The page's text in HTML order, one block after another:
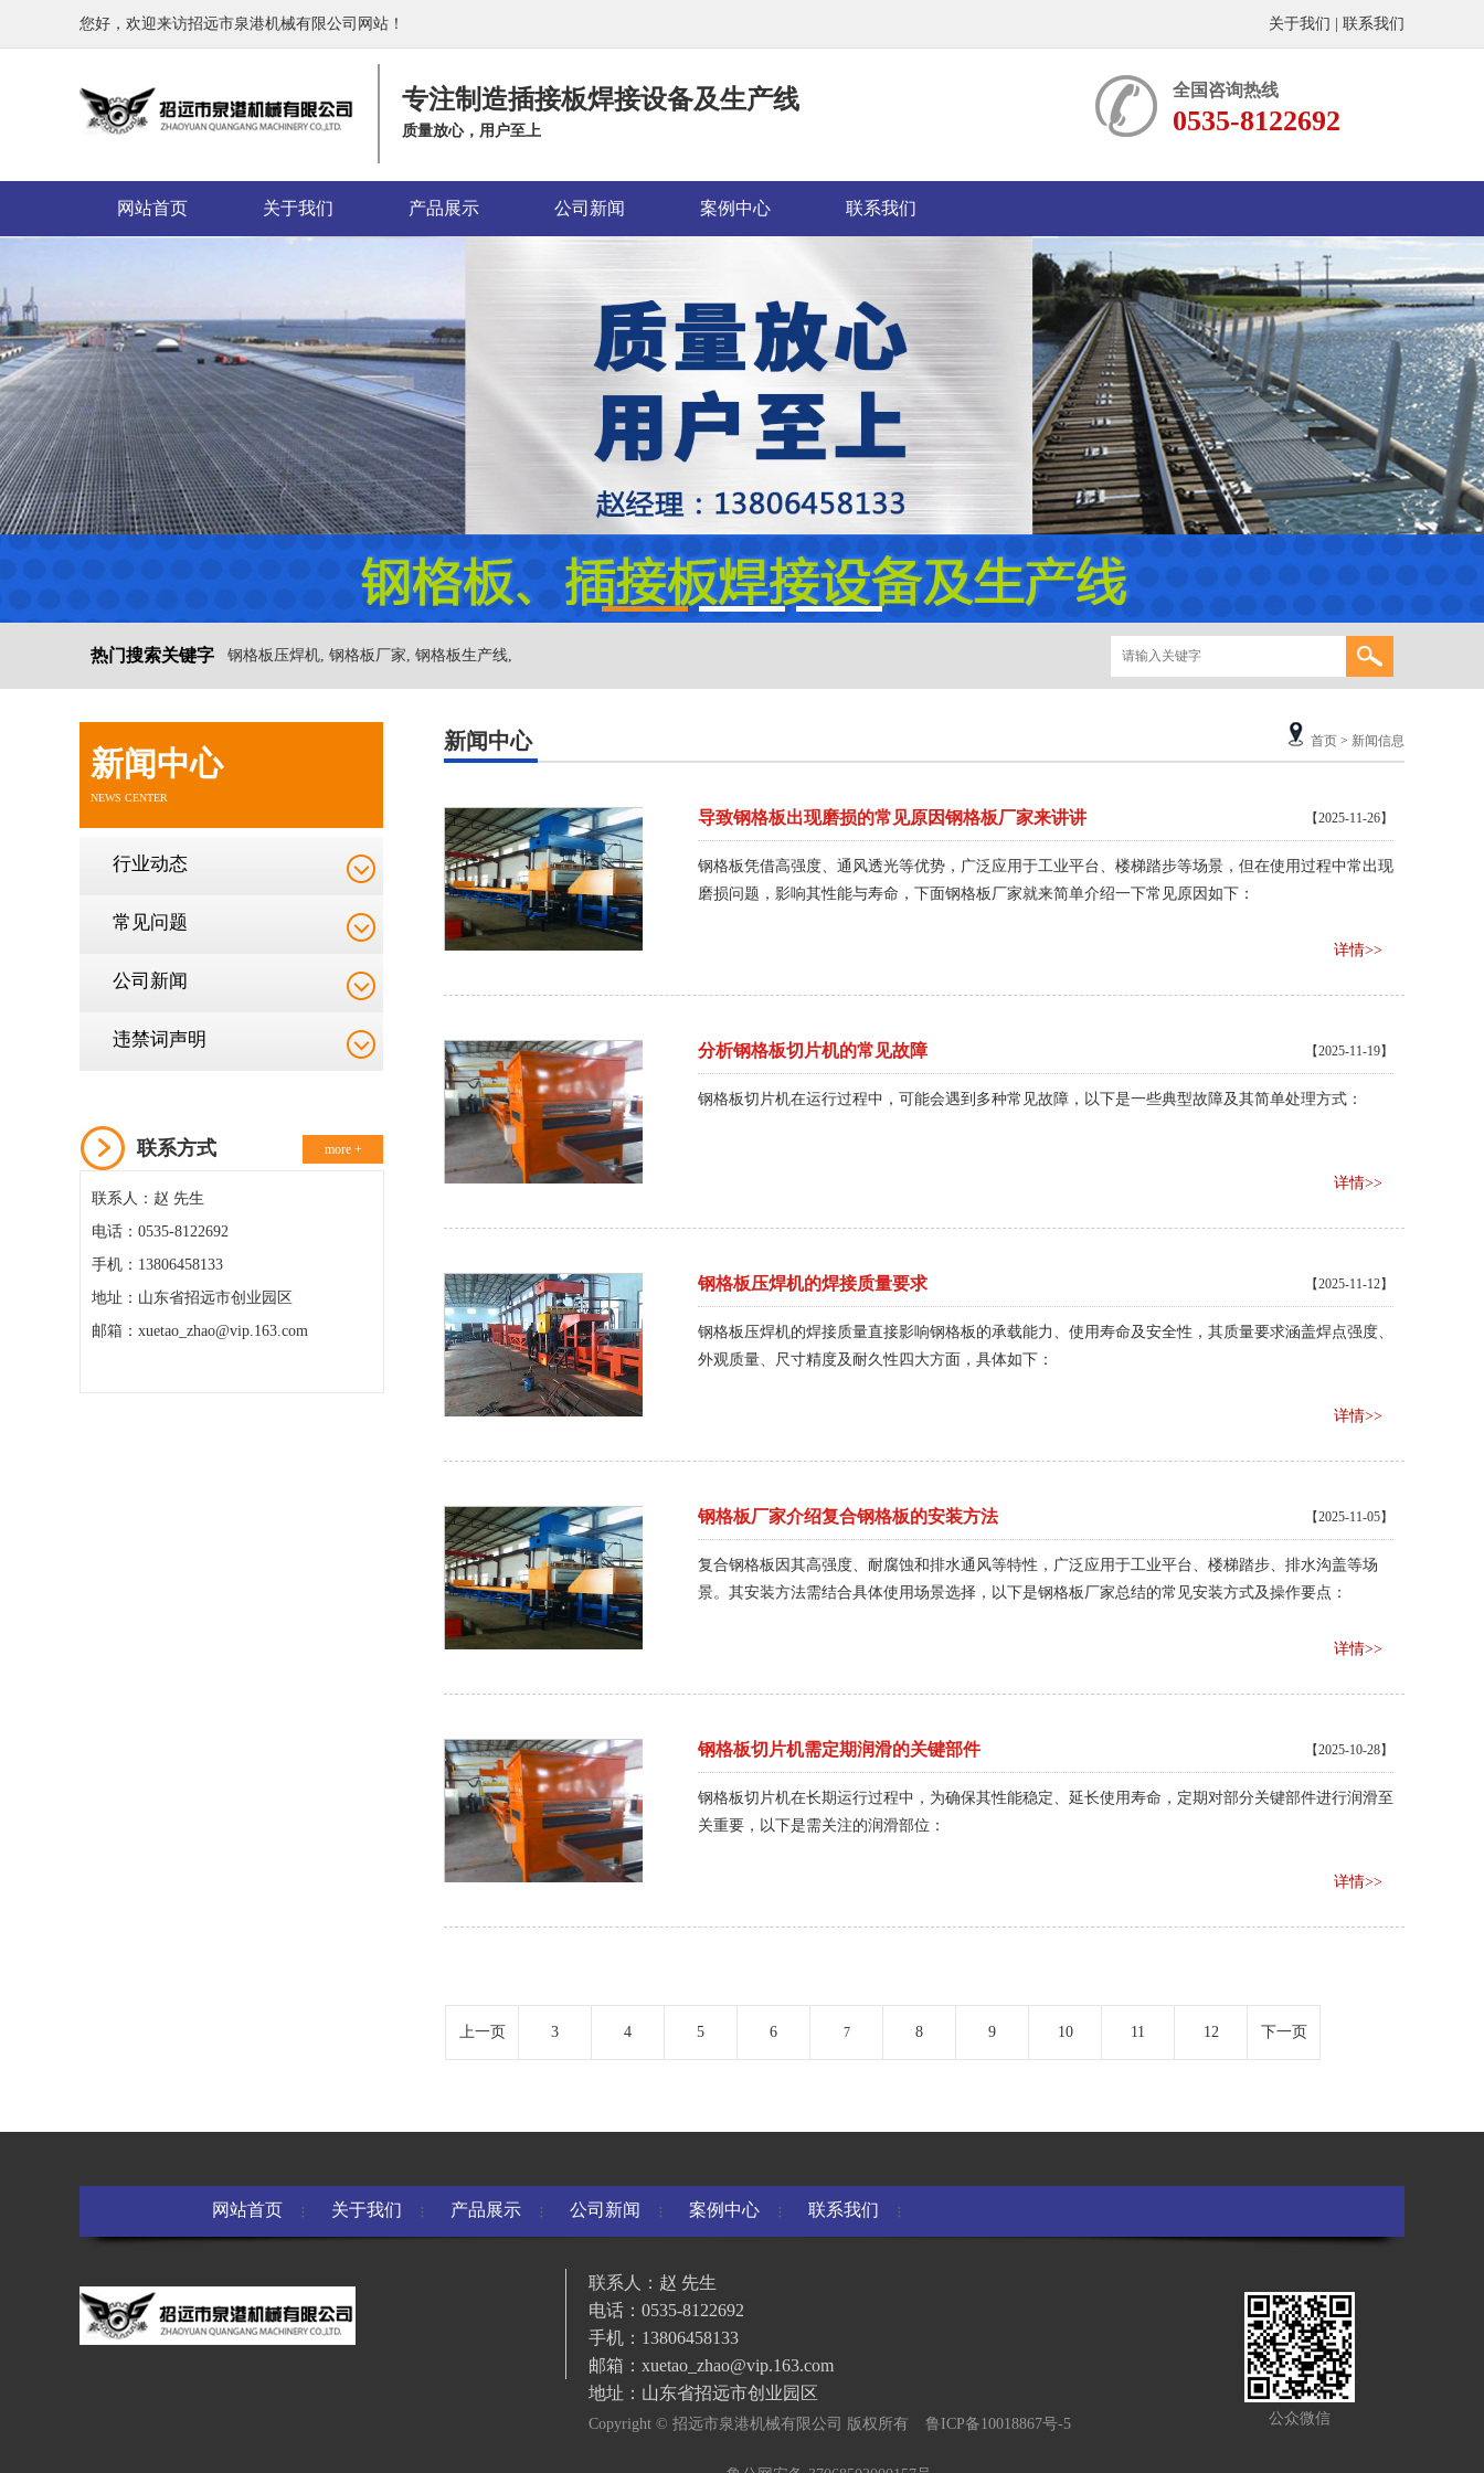
您好，欢迎来访招远市泉港机械有限公司网站！ 关于我们 联系我们
专注制造插接板焊接设备及生产线
质量放心，用户至上
全国咨询热线
0535-8122692
网站首页 关于我们 产品展示 公司新闻 案例中心 联系我们
热门搜索关键字 钢格板压焊机, 钢格板厂家, 钢格板生产线,
新闻中心
NEWS CENTER
行业动态
常见问题
公司新闻
违禁词声明
联系方式 more +
联系人：赵 先生
电话：0535-8122692
手机：13806458133
地址：山东省招远市创业园区
邮箱：xuetao_zhao@vip.163.com
新闻中心 首页 > 新闻信息
导致钢格板出现磨损的常见原因钢格板厂家来讲讲 【2025-11-26】
钢格板凭借高强度、通风透光等优势，广泛应用于工业平台、楼梯踏步等场景，但在使用过程中常出现
磨损问题，影响其性能与寿命，下面钢格板厂家就来简单介绍一下常见原因如下：
详情>>
分析钢格板切片机的常见故障 【2025-11-19】
钢格板切片机在运行过程中，可能会遇到多种常见故障，以下是一些典型故障及其简单处理方式：
详情>>
钢格板压焊机的焊接质量要求 【2025-11-12】
钢格板压焊机的焊接质量直接影响钢格板的承载能力、使用寿命及安全性，其质量要求涵盖焊点强度、
外观质量、尺寸精度及耐久性四大方面，具体如下：
详情>>
钢格板厂家介绍复合钢格板的安装方法 【2025-11-05】
复合钢格板因其高强度、耐腐蚀和排水通风等特性，广泛应用于工业平台、楼梯踏步、排水沟盖等场
景。其安装方法需结合具体使用场景选择，以下是钢格板厂家总结的常见安装方式及操作要点：
详情>>
钢格板切片机需定期润滑的关键部件 【2025-10-28】
钢格板切片机在长期运行过程中，为确保其性能稳定、延长使用寿命，定期对部分关键部件进行润滑至
关重要，以下是需关注的润滑部位：
详情>>
上一页 3 4 5 6 7 8 9 10 11 12 下一页
网站首页 关于我们 产品展示 公司新闻 案例中心 联系我们
联系人：赵 先生
电话：0535-8122692
手机：13806458133
邮箱：xuetao_zhao@vip.163.com
地址：山东省招远市创业园区
Copyright © 招远市泉港机械有限公司 版权所有 鲁ICP备10018867号-5 公众微信